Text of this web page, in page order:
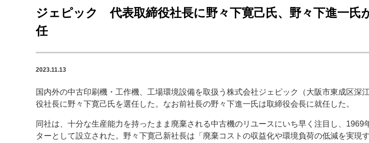
カテゴリー一覧
新商品
特集記事カテゴリー一覧
特集・デジタル印刷 ～ 新成長軌道を描く
案内
発刊案内 JFPI印刷用語集 印刷機材年鑑
ジェピック 代表取締役社長に野々下寛己氏、野々下進一氏
任
2023.11.13
国内外の中古印刷機・工作機、工場環境設備を取扱う株式会社ジェピック（大阪市東成区深
役社長に野々下寛己氏を選任した。なお前社長の野々下進一氏は取締役会長に就任した。
同社は、十分な生産能力を持ったまま廃棄される中古機のリユースにいち早く注目し、1969
ターとして設立された。野々下寛己新社長は「廃棄コストの収益化や環境負荷の低減を実現